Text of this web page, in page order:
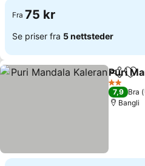
Fra 75 kr
Se priser fra 5 nettsteder
Del
Puri
2 Stjerner
7,9 Bra
Bangli